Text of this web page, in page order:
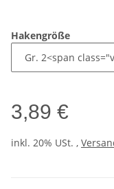
Hakengröße
3,89 €
inkl. 20% USt. ,